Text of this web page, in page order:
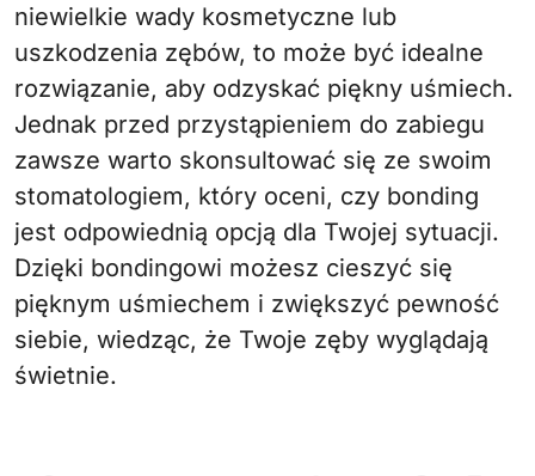
niewielkie wady kosmetyczne lub
uszkodzenia zębów, to może być idealne
rozwiązanie, aby odzyskać piękny uśmiech.
Jednak przed przystąpieniem do zabiegu
zawsze warto skonsultować się ze swoim
stomatologiem, który oceni, czy bonding
jest odpowiednią opcją dla Twojej sytuacji.
Dzięki bondingowi możesz cieszyć się
pięknym uśmiechem i zwiększyć pewność
siebie, wiedząc, że Twoje zęby wyglądają
świetnie.